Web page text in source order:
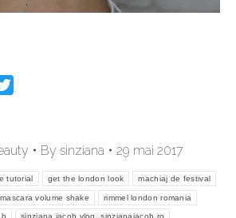
By sinziana
29 mai 2017
tutorial get the london look machiaj de festival
mascara volume shake rimmel london romania
sinziana iacob vlog. sinzianaiacob.ro